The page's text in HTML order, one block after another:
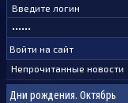
Непрочитанные новости
Дни рождения. Октябрь